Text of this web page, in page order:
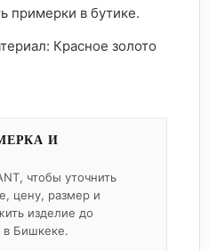
примерки в бутике.
Красное золото
И
чтобы уточнить
цену, размер и
изделие до
в Бишкеке.